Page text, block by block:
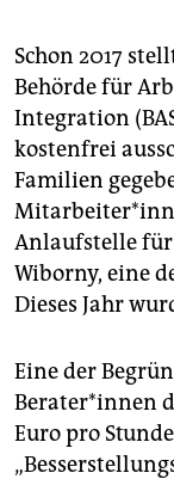
Schon 2017
Behörde für
Integration
kostenfrei
Familien
Anlaufstelle für
Wiborny, eine
Dieses Jahr
Eine der
Berater*innen
Euro pro